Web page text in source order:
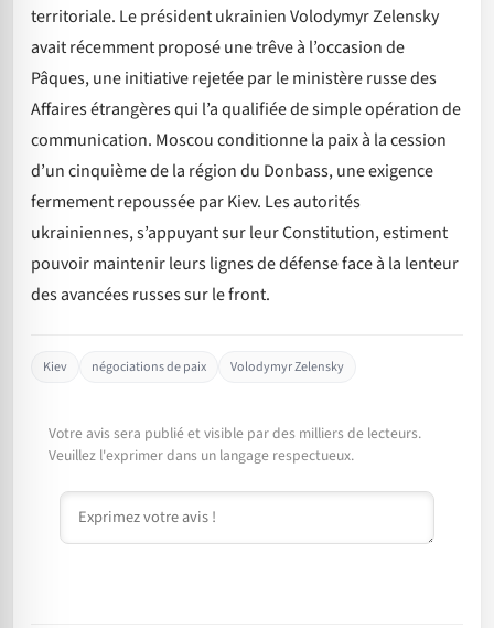
territoriale. Le président ukrainien Volodymyr Zelensky
avait récemment proposé une trêve à l’occasion de
Pâques, une initiative rejetée par le ministère russe des
Affaires étrangères qui l’a qualifiée de simple opération de
communication. Moscou conditionne la paix à la cession
d’un cinquième de la région du Donbass, une exigence
fermement repoussée par Kiev. Les autorités
ukrainiennes, s’appuyant sur leur Constitution, estiment
pouvoir maintenir leurs lignes de défense face à la lenteur
des avancées russes sur le front.
Kiev négociations de paix Volodymyr Zelensky
Votre avis sera publié et visible par des milliers de lecteurs.
Veuillez l'exprimer dans un langage respectueux.
Commentaire